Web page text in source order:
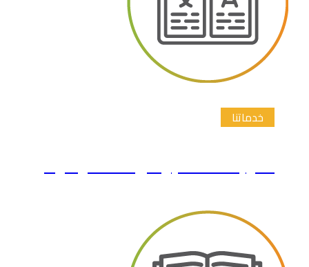
خدماتنا
الترجمة الأدبية والأكاديمية